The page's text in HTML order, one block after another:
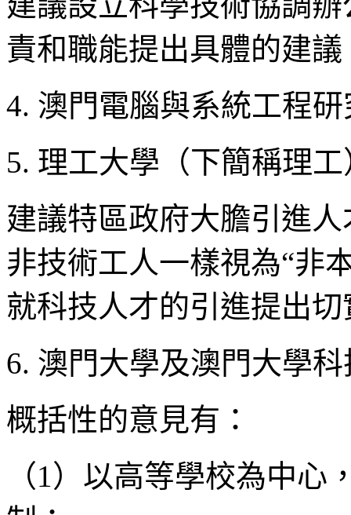
責和職能提出具體的建議
4. 澳門電腦與系統工程
5. 理工大學（下簡稱理工
建議特區政府大膽引進
非技術工人一樣視為“非
就科技人才的引進提出
6. 澳門大學及澳門大學
概括性的意見有：
（1）以高等學校為中